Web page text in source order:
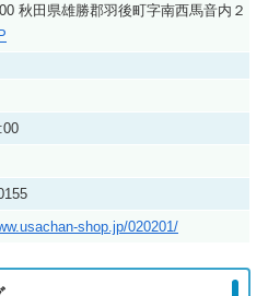
秋田県雄勝郡羽後町字南西馬音内２
shop.jp/020201/